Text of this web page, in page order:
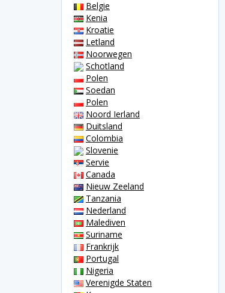
Belgie
Kenia
Kroatie
Letland
Noorwegen
Schotland
Polen
Soedan
Polen
Noord Ierland
Duitsland
Colombia
Slovenie
Servie
Canada
Nieuw Zeeland
Tanzania
Nederland
Malediven
Suriname
Frankrijk
Portugal
Nigeria
Verenigde Staten